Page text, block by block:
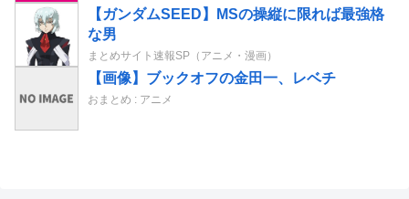
【ガンダムSEED】MSの操縦に限れば最強格
な男
まとめサイト速報SP（アニメ・漫画）
【画像】ブックオフの金田一、レベチ
おまとめ : アニメ